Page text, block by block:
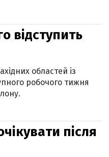
відступить
областей із
робочого тижня
після